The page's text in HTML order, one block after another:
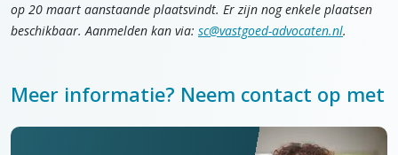
op 20 maart aanstaande plaatsvindt. Er zijn nog enkele plaatsen
beschikbaar. Aanmelden kan via: sc@vastgoed-advocaten.nl.
Meer informatie? Neem contact op met